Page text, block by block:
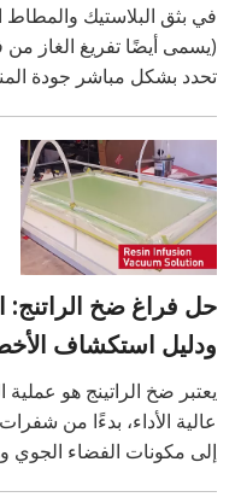
في بثق البلاستيك والمطاط
(يسمى أيضًا تفريغ الغاز
تحدد بشكل مباشر جودة
حل فراغ ضخ
ودليل استكشاف
يعتبر ضخ الراتينج هو عملية
عالية الأداء، بدءًا من
إلى مكونات الفضاء الجوي